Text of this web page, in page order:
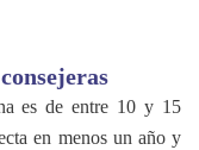
es de entre 10 y 15
en menos un año y